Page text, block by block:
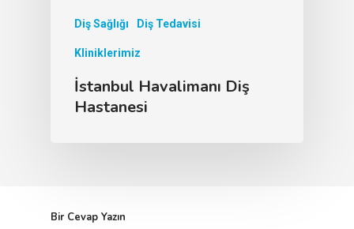
Diş Sağlığı Diş Tedavisi
Kliniklerimiz
İstanbul Havalimanı Diş
Hastanesi
Bir Cevap Yazın